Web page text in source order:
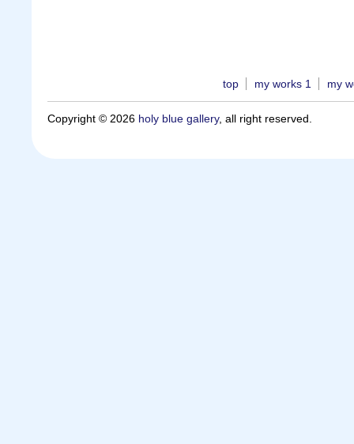
top my works 1 my
Copyright © 2026 holy blue gallery, all right reserved.